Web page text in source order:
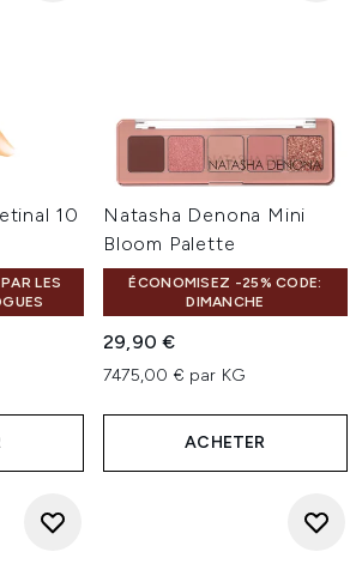
10
LES
de 5
Natasha Denona Mini
Bloom Palette
ÉCONOMISEZ -25% CODE:
DIMANCHE
29,90 €
7475,00 € par KG
ACHETER